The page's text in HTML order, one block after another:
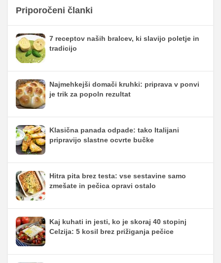
Priporočeni članki
7 receptov naših bralcev, ki slavijo poletje in
tradicijo
Najmehkejši domači kruhki: priprava v ponvi
je trik za popoln rezultat
Klasična panada odpade: tako Italijani
pripravijo slastne ocvrte bučke
Hitra pita brez testa: vse sestavine samo
zmešate in pečica opravi ostalo
Kaj kuhati in jesti, ko je skoraj 40 stopinj
Celzija: 5 kosil brez prižiganja pečice